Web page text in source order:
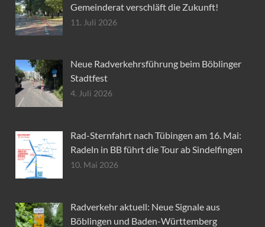
Gemeinderat verschläft die Zukunft!
11. Juli 2026
Neue Radverkehrsführung beim Böblinger
Stadtfest
4. Juli 2026
Rad-Sternfahrt nach Tübingen am 16. Mai:
Radeln in BB führt die Tour ab Sindelfingen
10. Mai 2026
Radverkehr aktuell: Neue Signale aus
Böblingen und Baden-Württemberg